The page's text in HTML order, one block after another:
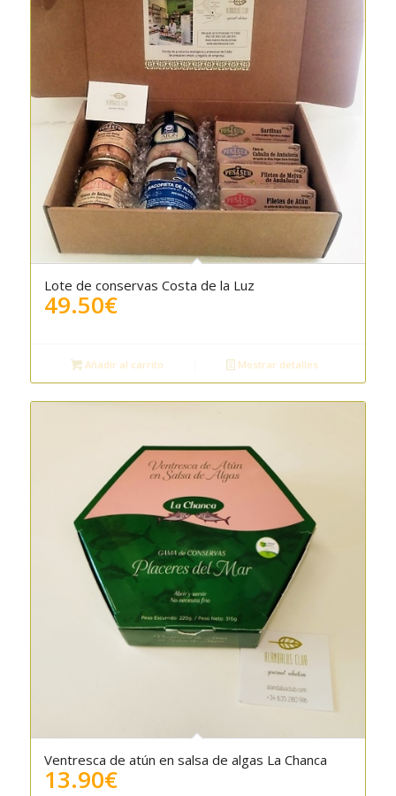
4.50
Lote de conservas Costa de la Luz
49.50€
Añadir al carrito Mostrar detalles
5.00
Ventresca de atún en salsa de algas La Chanca
13.90€